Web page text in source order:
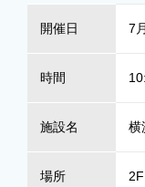
開催日 7
時間
施設名 横
場所